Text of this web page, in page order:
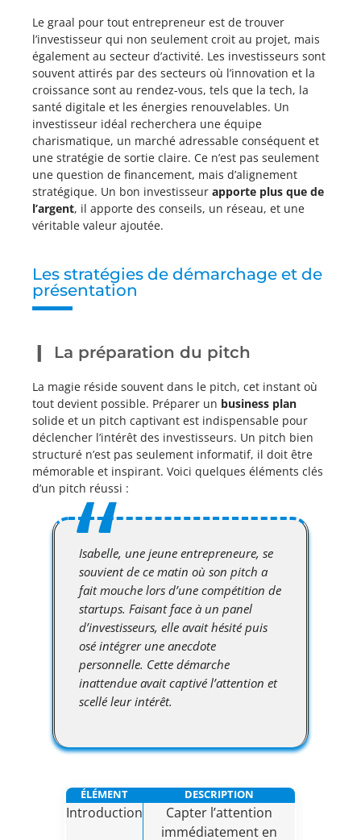
Le graal pour tout entrepreneur est de trouver
l’investisseur qui non seulement croit au projet, mais
également au secteur d’activité. Les investisseurs sont
souvent attirés par des secteurs où l’innovation et la
croissance sont au rendez-vous, tels que la tech, la
santé digitale et les énergies renouvelables. Un
investisseur idéal recherchera une équipe
charismatique, un marché adressable conséquent et
une stratégie de sortie claire. Ce n’est pas seulement
une question de financement, mais d’alignement
stratégique. Un bon investisseur apporte plus que de
l’argent, il apporte des conseils, un réseau, et une
véritable valeur ajoutée.
Les stratégies de démarchage et de
présentation
La préparation du pitch
La magie réside souvent dans le pitch, cet instant où
tout devient possible. Préparer un business plan
solide et un pitch captivant est indispensable pour
déclencher l’intérêt des investisseurs. Un pitch bien
structuré n’est pas seulement informatif, il doit être
mémorable et inspirant. Voici quelques éléments clés
d’un pitch réussi :
Isabelle, une jeune entrepreneure, se
souvient de ce matin où son pitch a
fait mouche lors d’une compétition de
startups. Faisant face à un panel
d’investisseurs, elle avait hésité puis
osé intégrer une anecdote
personnelle. Cette démarche
inattendue avait captivé l’attention et
scellé leur intérêt.
ÉLÉMENT DESCRIPTION
Introduction
Capter l’attention
immédiatement en